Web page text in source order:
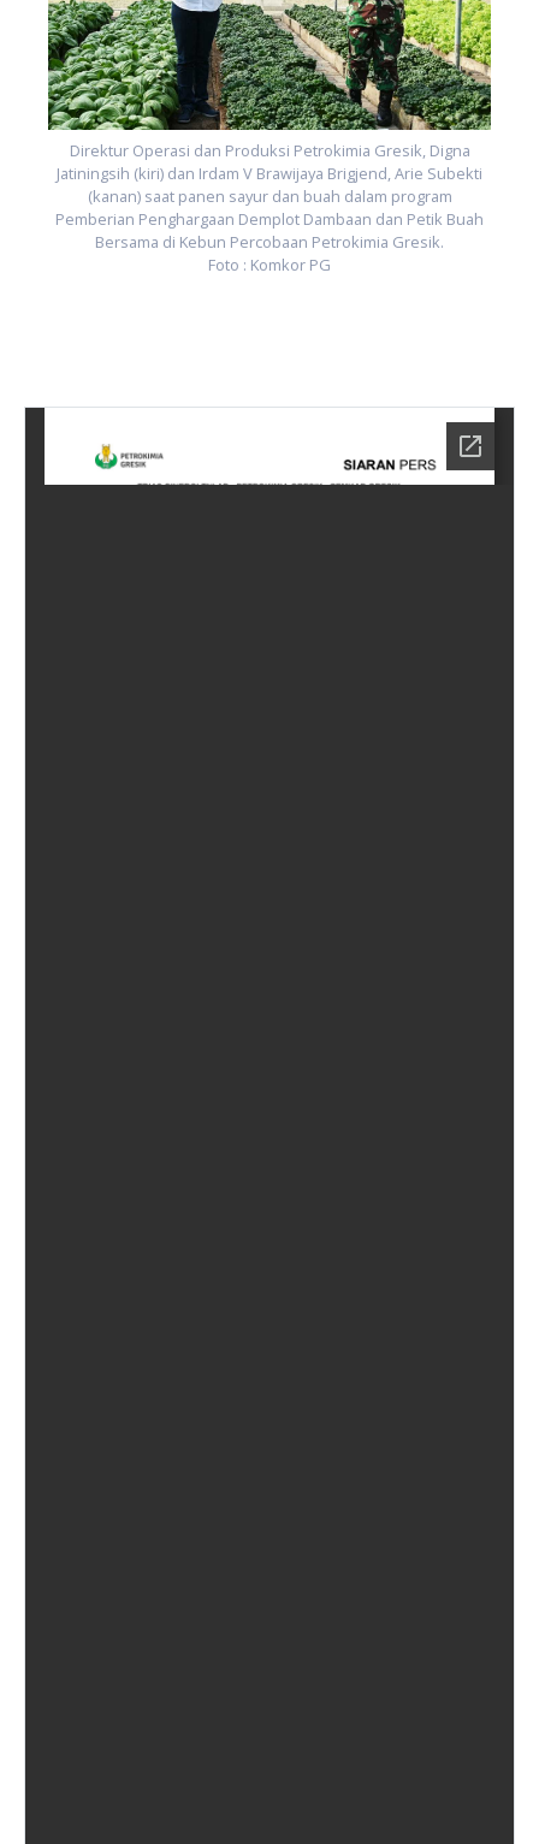
Direktur Operasi dan Produksi Petrokimia Gresik, Digna
Jatiningsih (kiri) dan Irdam V Brawijaya Brigjend, Arie Subekti
(kanan) saat panen sayur dan buah dalam program
Pemberian Penghargaan Demplot Dambaan dan Petik Buah
Bersama di Kebun Percobaan Petrokimia Gresik.
Foto : Komkor PG